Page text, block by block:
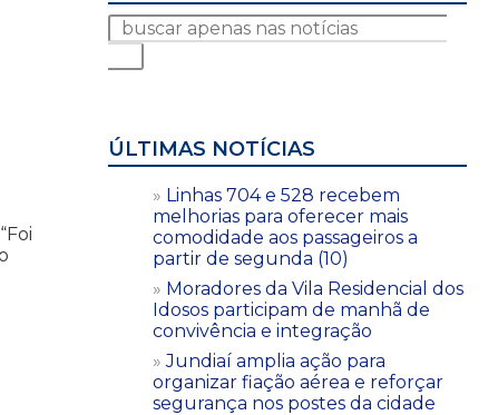
ÚLTIMAS NOTÍCIAS
Linhas 704 e 528 recebem
melhorias para oferecer mais
comodidade aos passageiros a
partir de segunda (10)
Moradores da Vila Residencial dos
Idosos participam de manhã de
convivência e integração
Jundiaí amplia ação para
organizar fiação aérea e reforçar
segurança nos postes da cidade